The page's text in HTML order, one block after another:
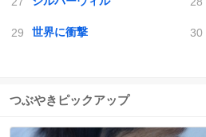
世界に衝撃
つぶやきピックアップ